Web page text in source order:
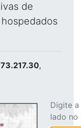
de
,
Digite
lado no